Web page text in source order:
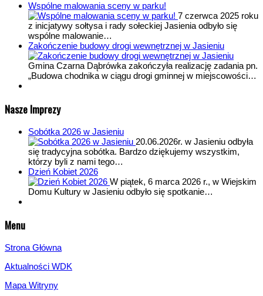
Wspólne malowania sceny w parku!
7 czerwca 2025 roku
z inicjatywy sołtysa i rady sołeckiej Jasienia odbyło się
wspólne malowanie…
Zakończenie budowy drogi wewnętrznej w Jasieniu
Gmina Czarna Dąbrówka zakończyła realizację zadania pn.
„Budowa chodnika w ciągu drogi gminnej w miejscowości…
Nasze Imprezy
Sobótka 2026 w Jasieniu
20.06.2026r. w Jasieniu odbyła
się tradycyjna sobótka. Bardzo dziękujemy wszystkim,
którzy byli z nami tego…
Dzień Kobiet 2026
W piątek, 6 marca 2026 r., w Wiejskim
Domu Kultury w Jasieniu odbyło się spotkanie…
Menu
Strona Główna
Aktualności WDK
Mapa Witryny